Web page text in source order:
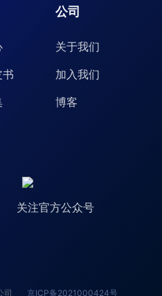
书
公司
关于我们
加入我们
博客
关注官方公众号
公司 京ICP备2021000424号